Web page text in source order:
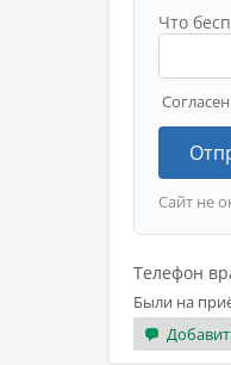
Что
Сайт не
Телефон
Были на